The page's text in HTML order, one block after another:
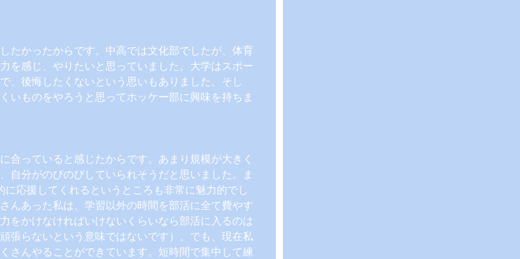
たかったからです。中高では文化部でしたが、体育
を感じ、やりたいと思っていました。大学はスポー
、後悔したくないという思いもありました。そし
いものをやろうと思ってホッケー部に興味を持ちま
合っていると感じたからです。あまり規模が大きく
自分がのびのびしていられそうだと思いました。ま
応援してくれるというところも非常に魅力的でし
んあった私は、学習以外の時間を部活に全て費やす
をかけなければいけないくらいなら部活に入るのは
張らないという意味ではないです）。でも、現在私
さんやることができています。短時間で集中して練